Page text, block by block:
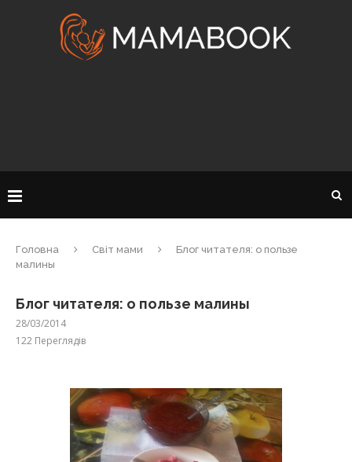
Головна Світ мами
Блог читателя: о пользе
малины
Блог читателя: о пользе малины
28/03/2014
122 Переглядів